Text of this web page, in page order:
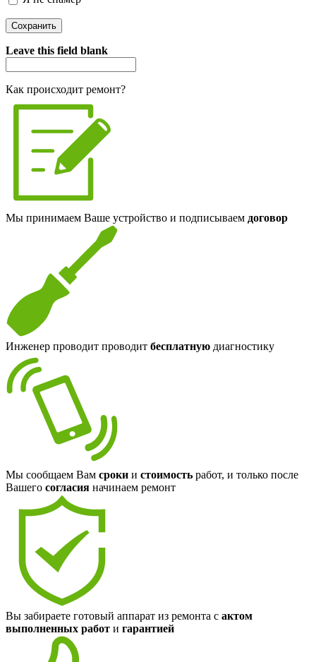
Я спамер
Leave this field blank
Как происходит ремонт?
Мы принимаем Ваше устройство и подписываем договор
Инженер проводит проводит бесплатную диагностику
Мы сообщаем Вам сроки и стоимость работ, и только после
Вашего согласия начинаем ремонт
Вы забираете готовый аппарат из ремонта с актом
выполненных работ и гарантией